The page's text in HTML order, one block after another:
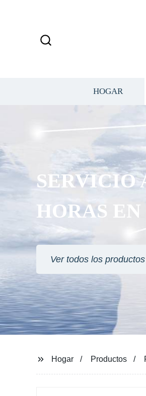
HOGAR
SERVICIO
HORAS
Ver todos los productos
Hogar Productos